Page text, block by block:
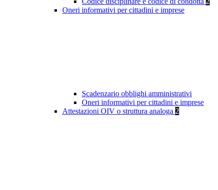
Oneri informativi per cittadini e imprese
Scadenzario obblighi amministrativi
Oneri informativi per cittadini e imprese
Attestazioni OIV o struttura analoga 2